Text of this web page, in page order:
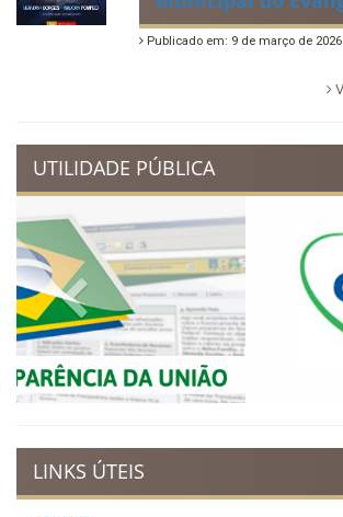
Dia Municipal do
promete noite de
Ibimirim inicia
regressiva para o
Publicado em: 9 de março de 2026
UTILIDADE PÚBLICA
Previous